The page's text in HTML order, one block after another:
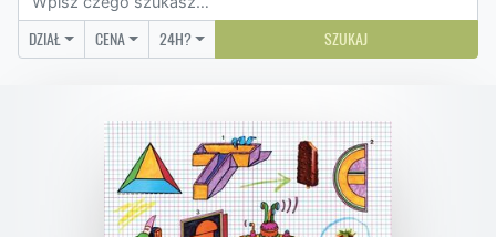
DZIAŁ CENA 24H? SZUKAJ